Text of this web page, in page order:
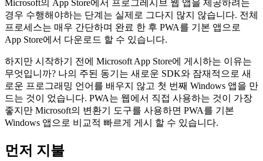
여정의 시작
Microsoft의 App Store에서 프로그레시브 웹 앱을 제공하려는
경우 수행해야하는 단계는 실제로 그다지 많지 않습니다. 전체
프로세스는 매우 간단하며 완료 한 후 PWA를 기본 앱으로
App Store에서 다운로드 할 수 있습니다.
하지만 시작하기 전에 Microsoft App Store에 게시하는 이유는
무엇입니까? 나의 주된 동기는 새로운 SDK와 잠재적으로 새
로운 프로그래밍 언어를 배우지 않고 첫 번째 Windows 앱을 만
드는 것이 었습니다. PWA는 웹에서 직접 사용하는 것이 가장
좋지만 Microsoft의 변환기 도구를 사용하면 PWA를 기본
Windows 앱으로 비교적 빠르게 게시 할 수 있습니다.